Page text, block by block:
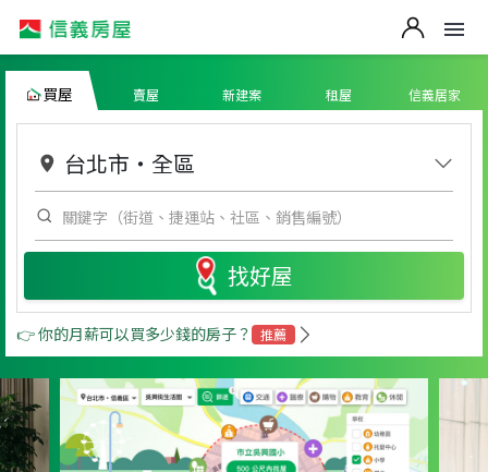
買屋 賣屋 新建案 租屋 信義居家
台北市 ・ 全區
找好屋
👉 你的月薪可以買多少錢的房子？ 推薦